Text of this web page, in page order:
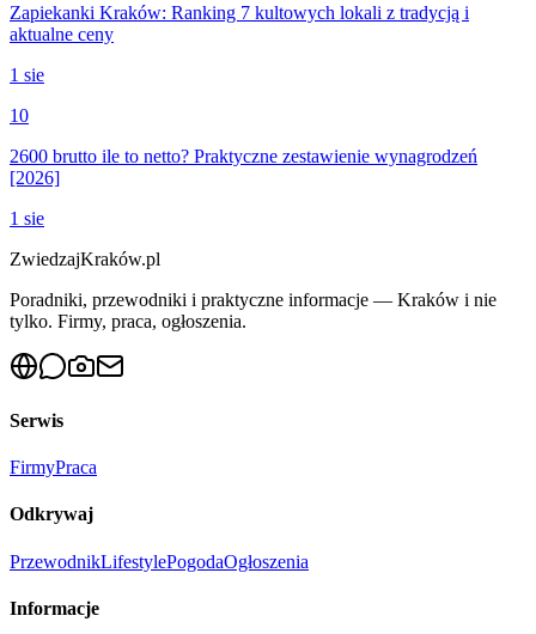
Zapiekanki Kraków: Ranking 7 kultowych lokali z tradycją i
aktualne ceny
1 sie
10
2600 brutto ile to netto? Praktyczne zestawienie wynagrodzeń
[2026]
1 sie
ZwiedzajKraków.pl
Poradniki, przewodniki i praktyczne informacje — Kraków i nie
tylko. Firmy, praca, ogłoszenia.
Serwis
FirmyPraca
Odkrywaj
PrzewodnikLifestylePogodaOgłoszenia
Informacje